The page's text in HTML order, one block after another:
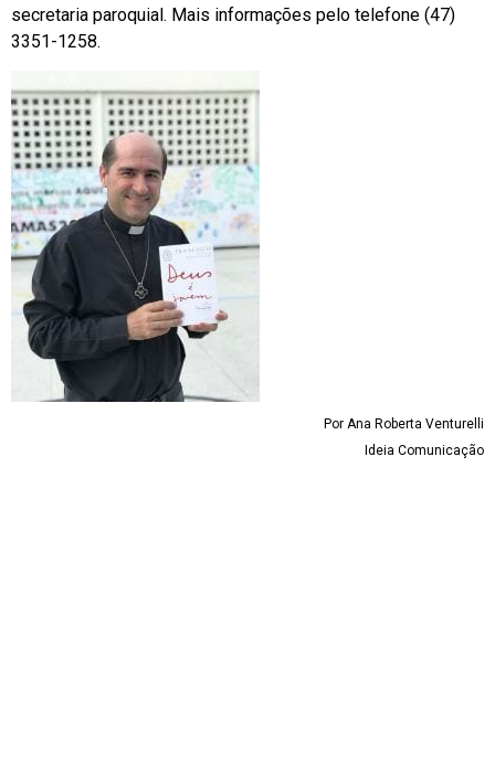
secretaria paroquial. Mais informações pelo telefone (47)
3351-1258.
Por Ana Roberta Venturelli
Ideia Comunicação